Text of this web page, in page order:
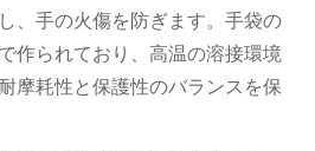
、手の火傷を防ぎます。手袋の
作られており、高温の溶接環境
摩耗性と保護性のバランスを保